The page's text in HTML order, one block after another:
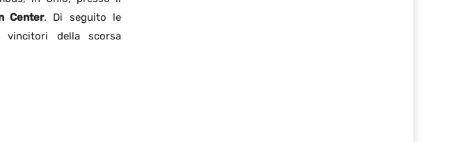
Center. Di seguito le
vincitori della scorsa